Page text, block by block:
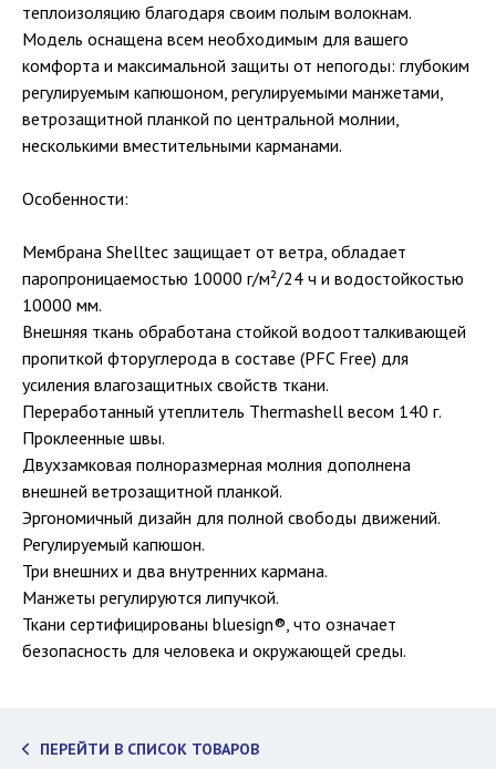
теплоизоляцию благодаря своим полым волокнам.
Модель оснащена всем необходимым для вашего
комфорта и максимальной защиты от непогоды: глубоким
регулируемым капюшоном, регулируемыми манжетами,
ветрозащитной планкой по центральной молнии,
несколькими вместительными карманами.
Особенности:
Мембрана Shelltec защищает от ветра, обладает
паропроницаемостью 10000 г/м²/24 ч и водостойкостью
10000 мм.
Внешняя ткань обработана стойкой водоотталкивающей
пропиткой фторуглерода в составе (PFC Free) для
усиления влагозащитных свойств ткани.
Переработанный утеплитель Thermashell весом 140 г.
Проклеенные швы.
Двухзамковая полноразмерная молния дополнена
внешней ветрозащитной планкой.
Эргономичный дизайн для полной свободы движений.
Регулируемый капюшон.
Три внешних и два внутренних кармана.
Манжеты регулируются липучкой.
Ткани сертифицированы bluesign®, что означает
безопасность для человека и окружающей среды.
ПЕРЕЙТИ В СПИСОК ТОВАРОВ